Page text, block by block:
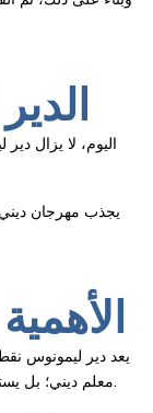
معلم ديني؛ بل يستكشفون أيضًا تاريخ الجزيرة وعمارتها وتراثها الثقافي.